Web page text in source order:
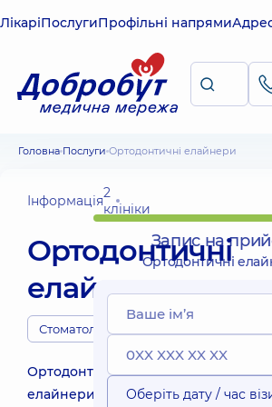
ЛікаріПослугиПрофільні напрями
Головна Послуги Ортодонтичні елайнери
Інформація2
клініки
Ортодонтичні
елайнери
Стоматологи
Ортодонтичні
елайнери
Запис на
Ортодонтичні
Оберіть дату / час